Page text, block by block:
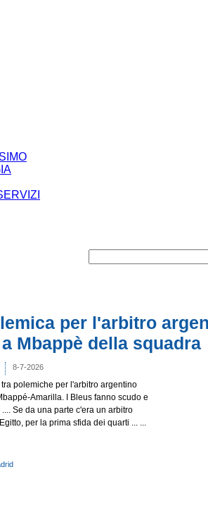
per l'arbitro
Mbappè della squadra
8-7-2026
polemiche per l'arbitro argentino
Amarilla. I Bleus fanno scudo e
Se da una parte c'era un arbitro
per la prima sfida dei quarti ... ...